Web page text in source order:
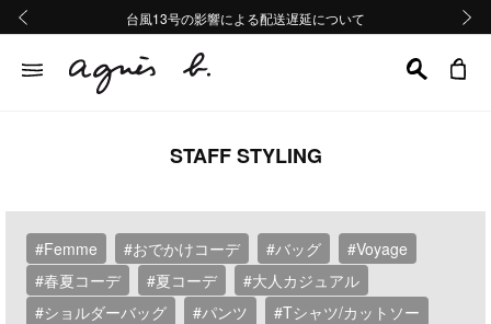
熊本地域地震の影響による配送遅延について
Summer Sale 2buy10%OFF!!
台風13号の影響による配送遅延について
熊本地域地震の影響による配送遅延について
Summer Sale 2buy10%OFF!!
STAFF STYLING
#Femme #おでかけコーデ #バッグ
#Voyage
#春夏コーデ
#夏コーデ
#大人カジュアル
#ショルダーバッグ
#パンツ #Tシャツ/カットソー